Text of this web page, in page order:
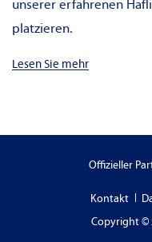
unserer erfahrenen
platzieren.
Lesen Sie mehr
Copyright ©
Kontakt
Offizieller